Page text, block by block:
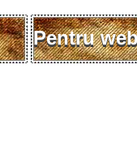
Pentru